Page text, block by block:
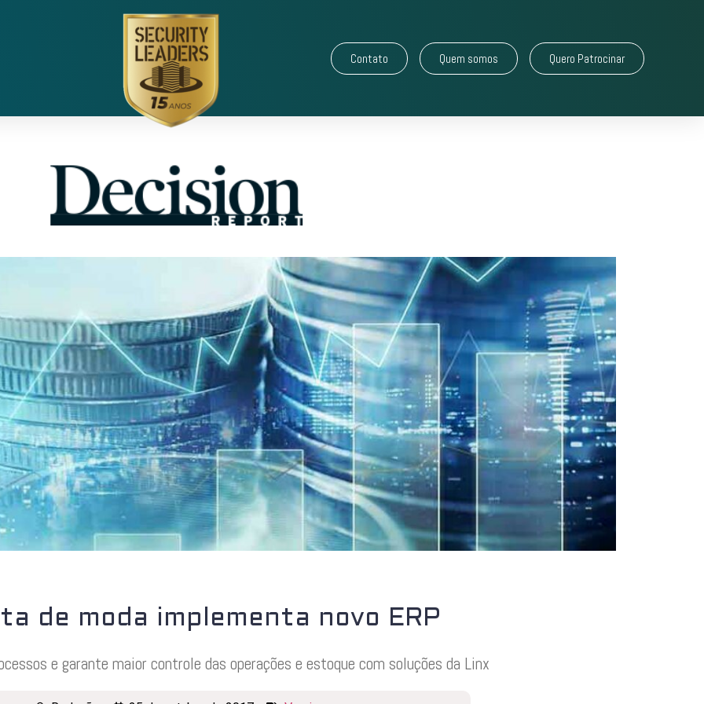
Contato Quem somos Quero Patrocinar
de moda implementa novo ERP
e garante maior controle das operações e estoque com soluções da Linx